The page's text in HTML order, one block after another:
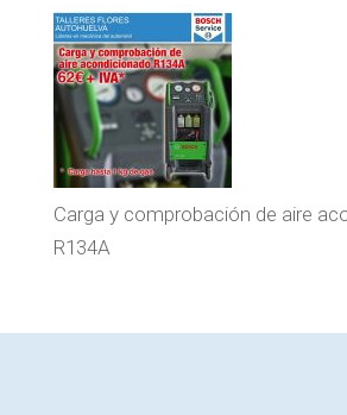
Carga y comprobación de aire
R134A